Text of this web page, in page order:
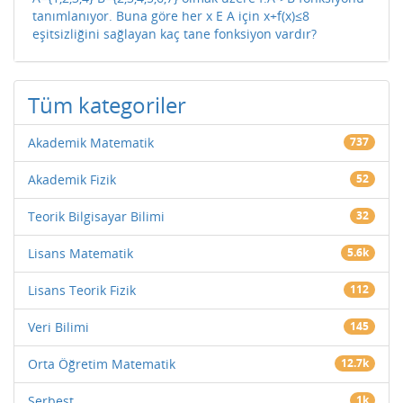
tanımlanıyor. Buna göre her x E A için x+f(x)≤8
eşitsizliğini sağlayan kaç tane fonksiyon vardır?
Tüm kategoriler
Akademik Matematik 737
Akademik Fizik 52
Teorik Bilgisayar Bilimi 32
Lisans Matematik 5.6k
Lisans Teorik Fizik 112
Veri Bilimi 145
Orta Öğretim Matematik 12.7k
1k